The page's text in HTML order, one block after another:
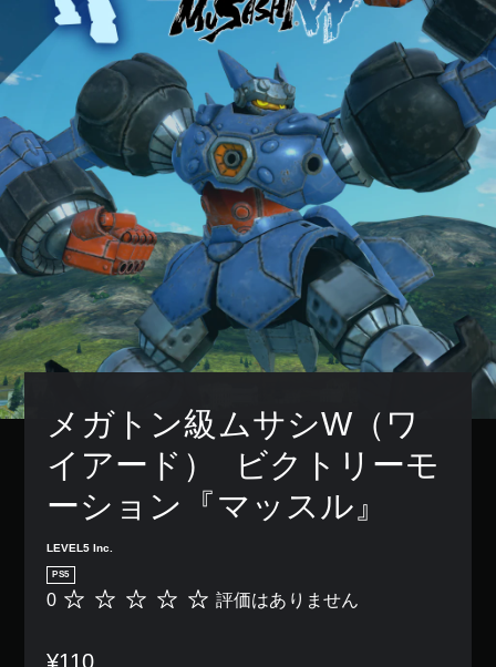
メガトン級ムサシW（ワ
イアード）  ビクトリーモ
ーション『マッスル』
LEVEL5 Inc.
PS5
評
あ
0 評価はありません
¥110